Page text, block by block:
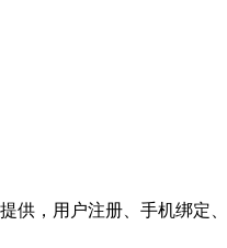
供，用户注册、手机绑定